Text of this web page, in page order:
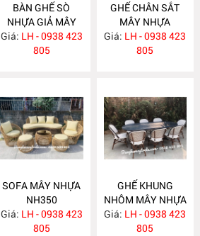
BÀN GHẾ SÒ
NHỰA GIẢ MÂY
NGOÀI TRỜI
NH353
Giá: LH - 0938 423
805
GHẾ CHÂN SẮT
MÂY NHỰA
NH352
Giá: LH - 0938 423
805
SOFA MÂY NHỰA
NH350
Giá: LH - 0938 423
805
GHẾ KHUNG
NHÔM MÂY NHỰA
NH347
Giá: LH - 0938 423
805